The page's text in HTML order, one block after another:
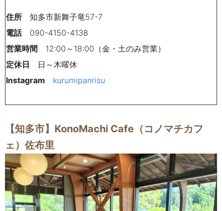
住所 知多市新舞子竜57-7
電話090-4150-4138
営業時間 12:00～18:00（金・土のみ営業）
定休日 日～木曜休
Instagram
kurumipanrisu
【知多市】KonoMachi Cafe（コノマチカフ
ェ）佐布里